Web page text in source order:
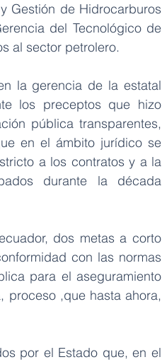
Gestión de Hidrocarburos
del Tecnológico de
al sector petrolero.
la gerencia de la estatal
los preceptos que hizo
pública transparentes,
en el ámbito jurídico se
a los contratos y a la
durante la década
dos metas a corto
con las normas
para el aseguramiento
proceso ,que hasta ahora,
por el Estado que, en el